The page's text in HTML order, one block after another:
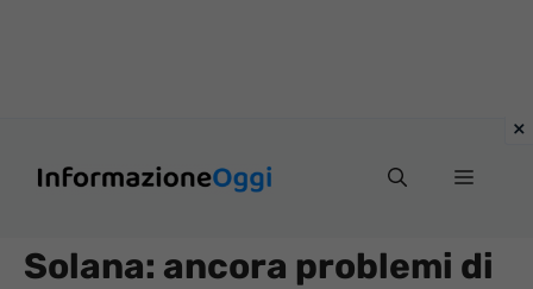
Menu
Solana: ancora problemi di